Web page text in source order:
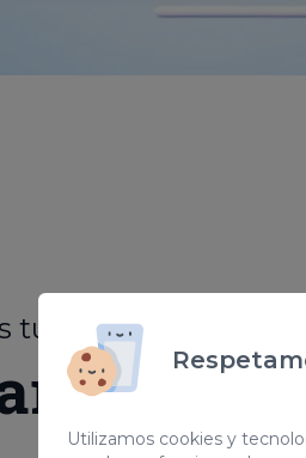
Utilizamos cookies y
tu web